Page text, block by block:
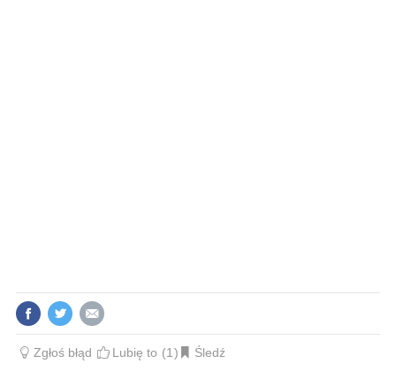
Zgłoś błąd Lubię to 1 Śledź